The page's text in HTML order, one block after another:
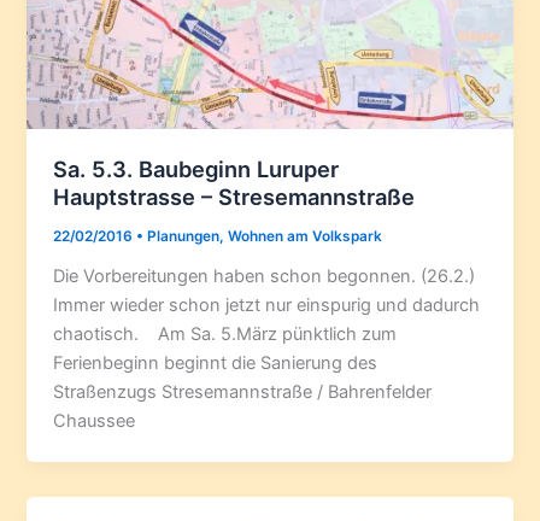
Sa. 5.3. Baubeginn Luruper
Hauptstrasse – Stresemannstraße
22/02/2016 • Planungen,Wohnen am Volkspark
Die Vorbereitungen haben schon begonnen. (26.2.)
Immer wieder schon jetzt nur einspurig und dadurch
chaotisch. Am Sa. 5.März pünktlich zum
Ferienbeginn beginnt die Sanierung des
Straßenzugs Stresemannstraße / Bahrenfelder
Chaussee